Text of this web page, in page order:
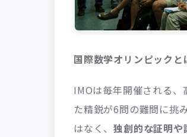
国際数学オリンピックと
IMOは毎年開催される
た精鋭が6問の難問に挑
はなく、独創的な証明や